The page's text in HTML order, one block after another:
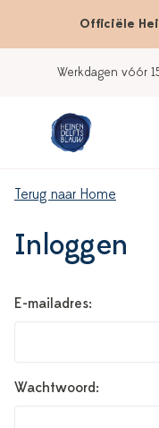
Officiële
Werkdagen vóór
Terug naar Home
Inloggen
E-mailadres:
Wachtwoord: